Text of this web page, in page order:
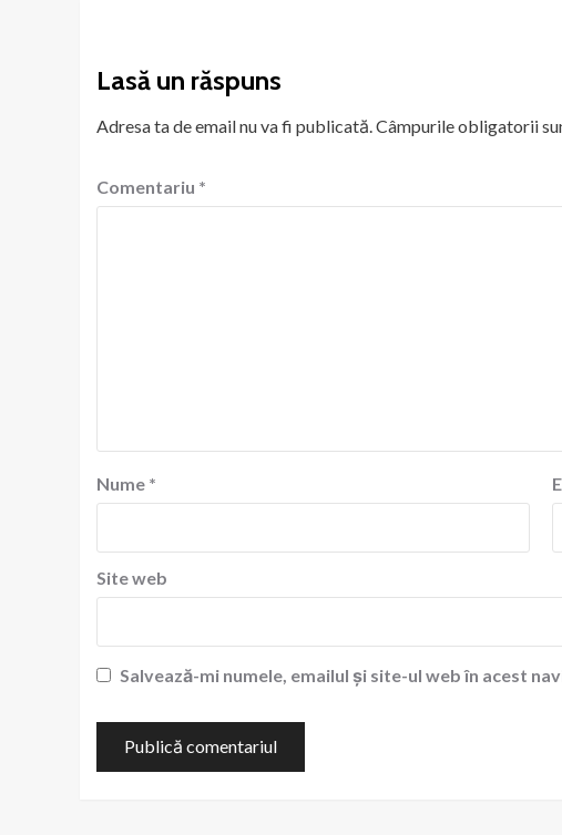
Lasă un răspuns
Adresa ta de email nu va fi publicată.Câmpurile obligatorii
Comentariu *
Nume *
Site web
Salvează-mi numele, emailul și site-ul web în acest